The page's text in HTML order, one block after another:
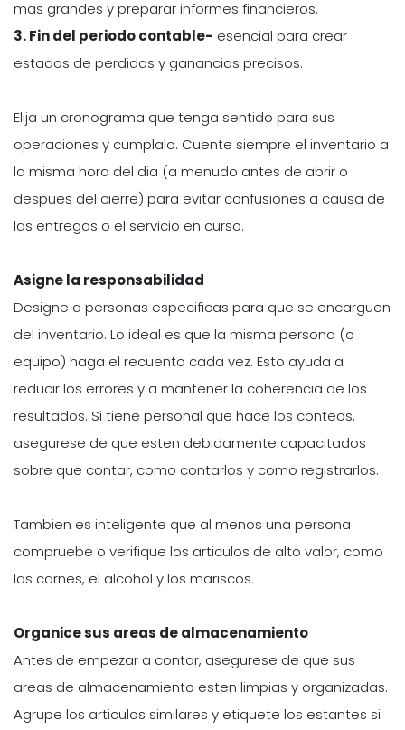
mas grandes y preparar informes financieros.
3. Fin del periodo contable- esencial para crear
estados de perdidas y ganancias precisos.
Elija un cronograma que tenga sentido para sus
operaciones y cumplalo. Cuente siempre el inventario a
la misma hora del dia (a menudo antes de abrir o
despues del cierre) para evitar confusiones a causa de
las entregas o el servicio en curso.
Asigne la responsabilidad
Designe a personas especificas para que se encarguen
del inventario. Lo ideal es que la misma persona (o
equipo) haga el recuento cada vez. Esto ayuda a
reducir los errores y a mantener la coherencia de los
resultados. Si tiene personal que hace los conteos,
asegurese de que esten debidamente capacitados
sobre que contar, como contarlos y como registrarlos.
Tambien es inteligente que al menos una persona
compruebe o verifique los articulos de alto valor, como
las carnes, el alcohol y los mariscos.
Organice sus areas de almacenamiento
Antes de empezar a contar, asegurese de que sus
areas de almacenamiento esten limpias y organizadas.
Agrupe los articulos similares y etiquete los estantes si